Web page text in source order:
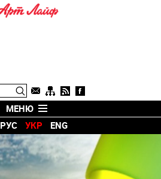
МЕНЮ
РУС
УКР ENG